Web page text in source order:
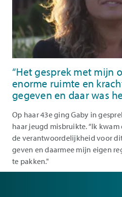
“Het gesprek met mijn
enorme ruimte en
gegeven en daar was
Op haar 43e ging Gaby in
haar jeugd misbruikte. “Ik
de verantwoordelijkheid voor
geven en daarmee mijn eigen
te pakken."